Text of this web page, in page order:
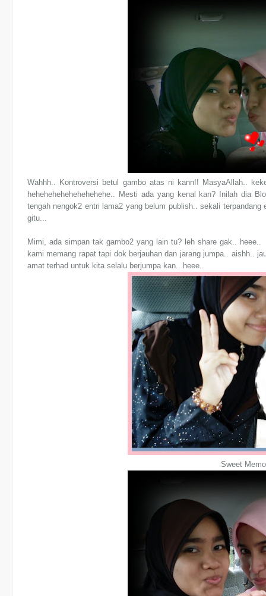
Wahhh.. Kontroversi betul gambo atas ni kann!! MasyaAllah..
hehehehehehehehehehe.. Mesti ada yang kenal kan? Inilah dia
tengah nengok2 entri lama2 yang belum publish.. sekali
gitu...
Mimi, ada simpan tak gambo2 yang lain tu? leh share gak..
kami memang rapat tapi dok berjauhan dan jarang jumpa.. aishh..
amat terhad untuk kita selalu berjumpa kan.. heee..
Sweet